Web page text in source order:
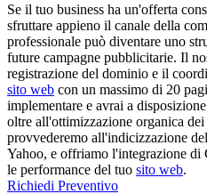
Se il tuo business ha un'offerta
sfruttare appieno il canale della
professionale può diventare uno
future campagne pubblicitarie. Il
registrazione del dominio e il
sito web con un massimo di 20
implementare e avrai a
oltre all'ottimizzazione organica
provvederemo all'indicizzazione
Yahoo, e offriamo l'integrazione
le performance del tuo sito web.
Richiedi Preventivo